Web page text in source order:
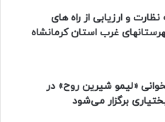
نظارت و ارزیابی از راه های
غرب استان کرمانشاه
«لیمو شیرین روح» در
برگزار می‌شود